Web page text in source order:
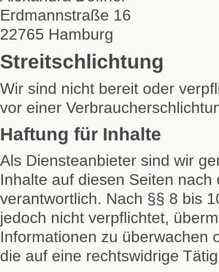
Erdmannstraße 16
22765 Hamburg
Streitschlichtung
Wir sind nicht bereit oder
vor einer
Haftung für Inhalte
Als Diensteanbieter sind wir
Inhalte auf diesen Seiten
verantwortlich. Nach §§ 8 bis
jedoch nicht verpflichtet,
Informationen zu überwachen
die auf eine rechtswidrige